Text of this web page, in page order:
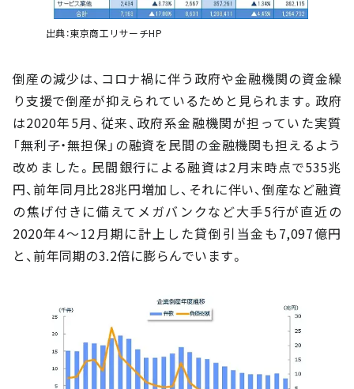
出典：東京商工リサーチHP
倒産の減少は、コロナ禍に伴う政府や金融機関の資金繰
り支援で倒産が抑えられているためと見られます。政府
は2020年5月、従来、政府系金融機関が担っていた実質
「無利子・無担保」の融資を民間の金融機関も担えるよう
改めました。民間銀行による融資は2月末時点で535兆
円、前年同月比28兆円増加し、それに伴い、倒産など融資
の焦げ付きに備えてメガバンクなど大手5行が直近の
2020年4～12月期に計上した貸倒引当金も7,097億円
と、前年同期の3.2倍に膨らんでいます。